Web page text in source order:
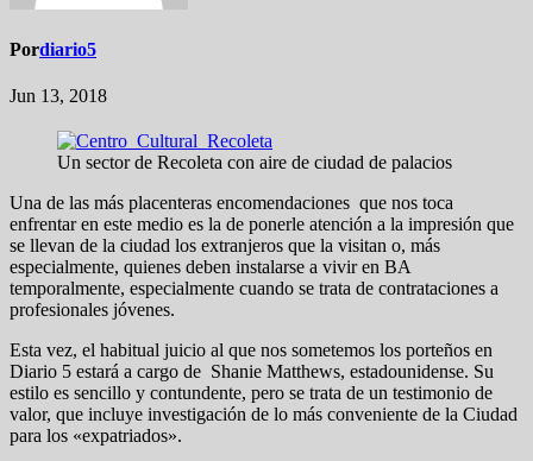
Pordiario5
Jun 13, 2018
Un sector de Recoleta con aire de ciudad de palacios
Una de las más placenteras encomendaciones que nos toca
enfrentar en este medio es la de ponerle atención a la impresión que
se llevan de la ciudad los extranjeros que la visitan o, más
especialmente, quienes deben instalarse a vivir en BA
temporalmente, especialmente cuando se trata de contrataciones a
profesionales jóvenes.
Esta vez, el habitual juicio al que nos sometemos los porteños en
Diario 5 estará a cargo de Shanie Matthews, estadounidense. Su
estilo es sencillo y contundente, pero se trata de un testimonio de
valor, que incluye investigación de lo más conveniente de la Ciudad
para los «expatriados».